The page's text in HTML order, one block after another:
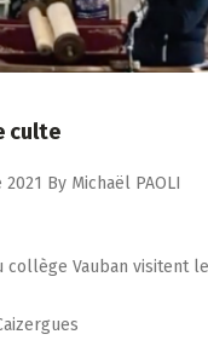
culte
By Michaël PAOLI
collège Vauban visitent